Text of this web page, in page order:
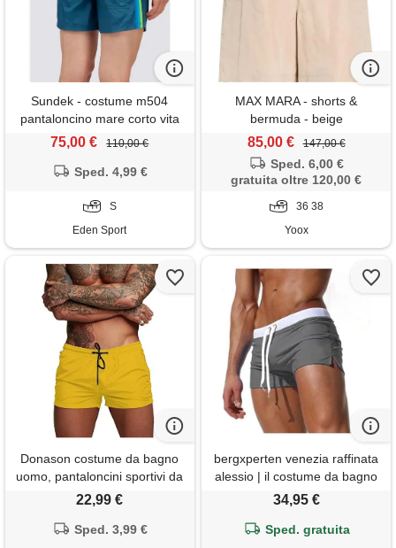
Sundek - costume m504
pantaloncino mare corto vita
elas. Crinkled
75,00 € 110,00 €
Sped. 4,99 €
S
Eden Sport
MAX MARA - shorts &
bermuda - beige
85,00 € 147,00 €
Sped. 6,00 €
gratuita oltre 120,00 €
36 38
Yoox
Donason costume da bagno
uomo, pantaloncini sportivi da
uomo asciugatura rapida
calzoncini da surf sulla
22,99 €
Sped. 3,99 €
bergxperten venezia raffinata
alessio | il costume da bagno
per un'estate con stile
uomini con tasca e
34,95 €
Sped. gratuita